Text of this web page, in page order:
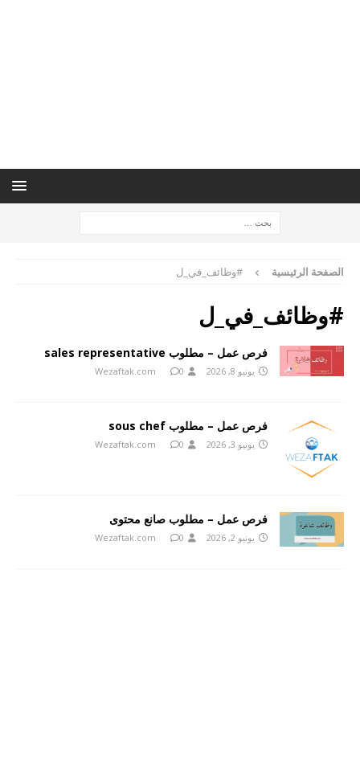
الصفحة الرئيسية #وظائف_في_ل
#وظائف_في_ل
فرص عمل – مطلوب sales representative
يونيو 8, 2026 Wezaftak.com 0
فرص عمل – مطلوب sous chef
يونيو 3, 2026 Wezaftak.com 0
فرص عمل – مطلوب صانع محتوى
يونيو 2, 2026 Wezaftak.com 0